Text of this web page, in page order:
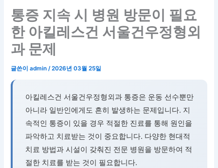
통증 지속 시 병원 방문이 필요
한 아킬레스건 서울건우정형외
과 문제
글쓴이admin /2026년 03월 25일
아킬레스건 서울건우정형외과 통증은 운동 선수뿐만
아니라 일반인에게도 흔히 발생하는 문제입니다. 지
속적인 통증이 있을 경우 적절한 진료를 통해 원인을
파악하고 치료받는 것이 중요합니다. 다양한 현대적
치료 방법과 시설이 갖춰진 전문 병원을 방문하여 적
절한 치료를 받는 것이 필요합니다.